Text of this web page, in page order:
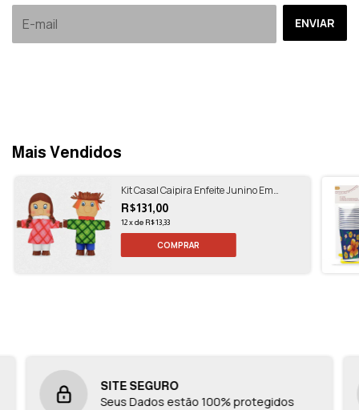
Mais Vendidos
Kit Casal Caipira Enfeite Junino Em
Espuma
R$131,00
12xde R$13,33
SITE SEGURO
Seus Dados estão 100% protegidos